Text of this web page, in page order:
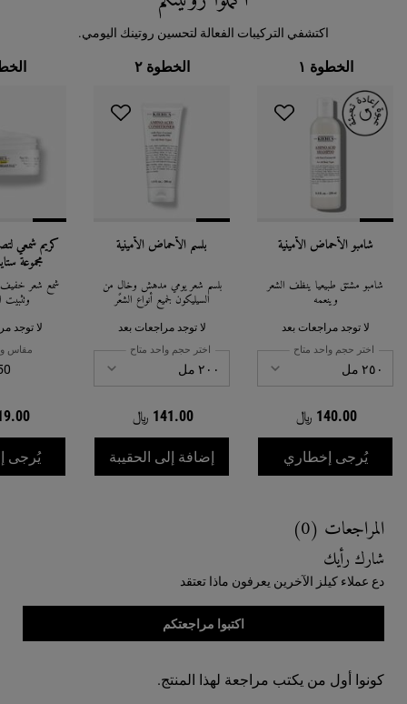
اكتشفي التركيبات الفعالة لتحسين روتينك اليومي.
الخطوة ١
شامبو الأحماض الأمينية
شامبو مشتق طبيعياً ينظف الشعر
وينعمه
لا توجد مراجعات بعد
اختر حجم واحد متاح
140.00 ﷼
يُرجى إخطاري
الخطوة ٢
بلسم الأحماض الأمينية
بلسم شعر يومي مدهش وخالٍ من
السيليكون لجميع أنواع الشعر
لا توجد مراجعات بعد
اختر حجم واحد متاح
141.00 ﷼
إضافة إلى الحقيبة بلسم الأحماض
كريم شمعي
مجموعة
شمع شعر خفيف
وتثبيت
لا توجد
مقاس
g
يُرجى
المراجعات (0)
شارك رأيك
دع عملاء كيلز الآخرين يعرفون ماذا تعتقد
اكتبوا مراجعتكم
كونوا أول من يكتب مراجعة لهذا المنتج.